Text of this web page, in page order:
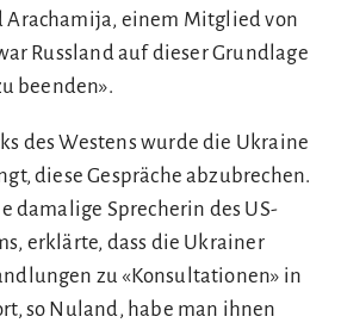
Arachamija, einem Mitglied von
Russland auf dieser Grundlage
beenden».
des Westens wurde die Ukraine
diese Gespräche abzubrechen.
damalige Sprecherin des US-
erklärte, dass die Ukrainer
zu «Konsultationen» in
so Nuland, habe man ihnen